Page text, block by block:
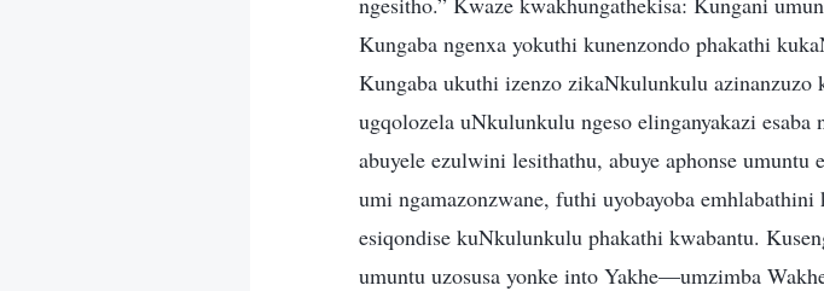
Kungaba ngenxa yokuthi kunenzondo phakathi
Kungaba ukuthi izenzo zikaNkulunkulu
ugqolozela uNkulunkulu ngeso elinganyakazi
abuyele ezulwini lesithathu, abuye aphonse
umi ngamazonzwane, futhi uyobayoba
esiqondise kuNkulunkulu phakathi kwabantu.
umuntu uzosusa yonke into Yakhe—umzimba